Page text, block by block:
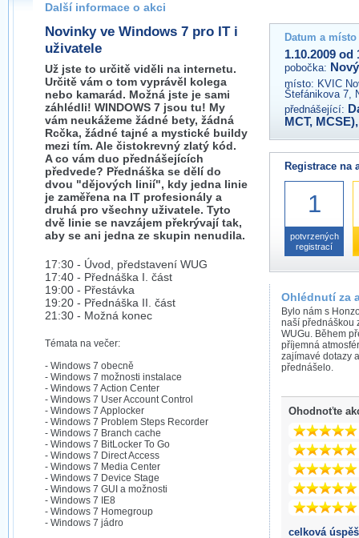
novyjicin@wug.cz
Další informace o akci
Novinky ve Windows 7 pro IT i
uživatele
Už jste to určitě viděli na internetu.
Určitě vám o tom vyprávěl kolega
nebo kamarád. Možná jste je sami
záhlédli! WINDOWS 7 jsou tu! My
vám neukážeme žádné bety, žádná
Rcčka, žádné tajné a mystické buildy
mezi tím. Ale čistokrevný zlatý kód.
A co vám duo přednášejících
předvede? Přednáška se dělí do
dvou "dějových linií", kdy jedna linie
je zaměřena na IT profesionály a
druhá pro všechny uživatele. Tyto
dvě linie se navzájem překrývají tak,
aby se ani jedna ze skupin nenudila.
17:30 - Úvod, představení WUG
17:40 - Přednáška I. část
19:00 - Přestávka
19:20 - Přednáška II. část
21:30 - Možná konec
Témata na večer:
- Windows 7 obecně
- Windows 7 možnosti instalace
- Windows 7 Action Center
- Windows 7 User Account Control
- Windows 7 Applocker
- Windows 7 Problem Steps Recorder
- Windows 7 Branch cache
- Windows 7 BitLocker To Go
- Windows 7 Direct Access
- Windows 7 Media Center
- Windows 7 Device Stage
- Windows 7 GUI a možnosti
- Windows 7 IE8
- Windows 7 Homegroup
- Windows 7 jádro
Datum a
1.10.2009 od
pobočka:
místo: KVIC
Štefánikova 7,
přednášející:
MCT, MCSE)
Registrace na
1
potvrzených
registrací
Ohlédnutí za
Bylo nám s
naší přednáškou
WUGu. Během
příjemná
zajímavé dotazy
přednášelo.
Ohodnoťte
celková